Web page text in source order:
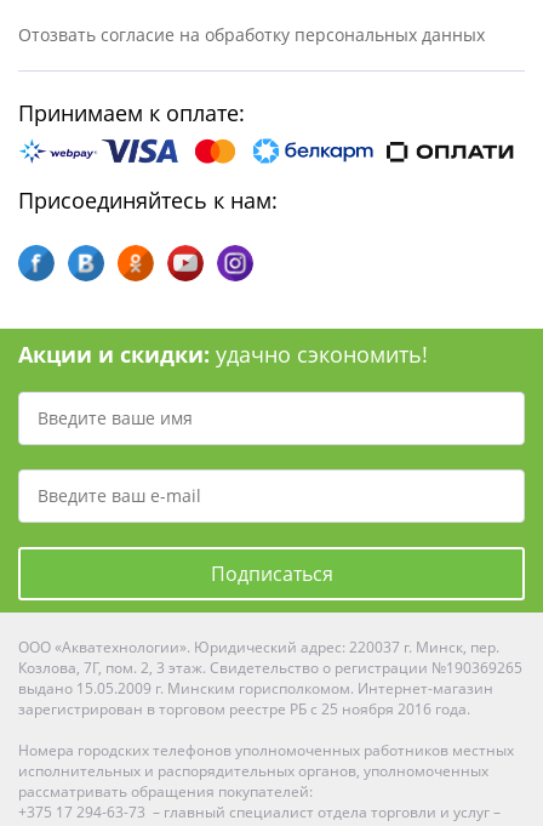
Отозвать согласие на обработку персональных данных
Принимаем к оплате:
Присоединяйтесь к нам:
Акции и скидки: удачно сэкономить!
Подписаться
ООО «Акватехнологии». Юридический адрес: 220037 г. Минск, пер.
Козлова, 7Г, пом. 2, 3 этаж. Свидетельство о регистрации №190369265
выдано 15.05.2009 г. Минским горисполкомом. Интернет-магазин
зарегистрирован в торговом реестре РБ с 25 ноября 2016 года.
Номера городских телефонов уполномоченных работников местных
исполнительных и распорядительных органов, уполномоченных
рассматривать обращения покупателей:
+375 17 294-63-73 – главный специалист отдела торговли и услуг –